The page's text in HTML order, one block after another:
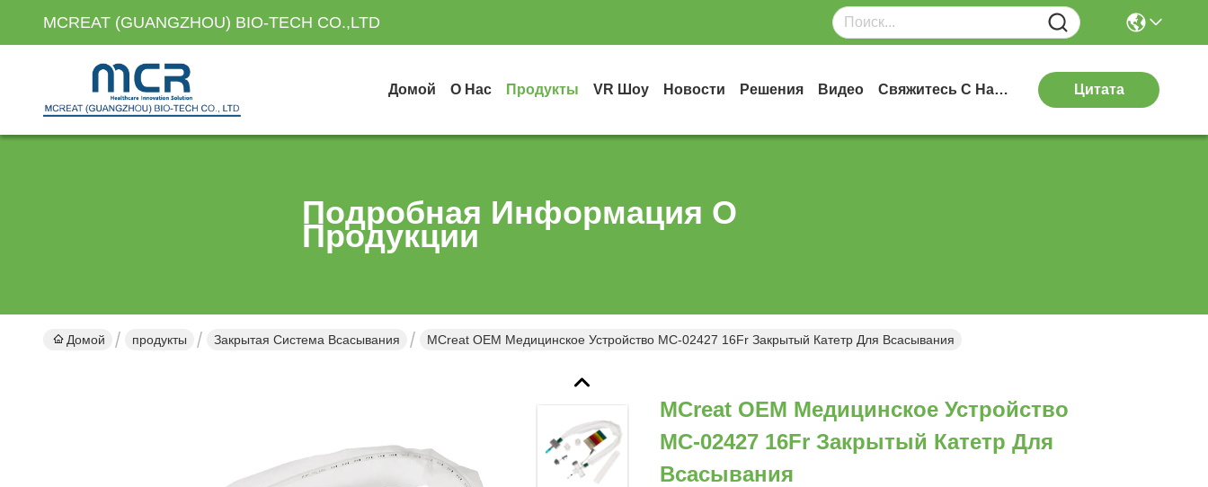
MCREAT (GUANGZHOU) BIO-TECH CO.,LTD
Домой О Нас Продукты VR Шоу Новости Решения Видео Свяжитесь С Нами Цитата
Подробная Информация О
Продукции
Домой продукты Закрытая Система Всасывания MCreat OEM Медицинское Устройство MC-02427 16Fr Закрытый Катетр Для Всасывания
MCreat OEM Медицинское Устройство
MC-02427 16Fr Закрытый Катетр Для
Всасывания